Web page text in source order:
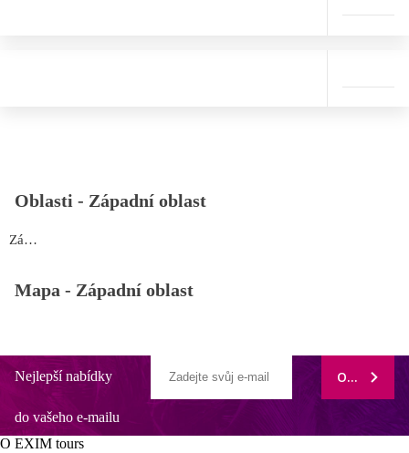
Oblasti - Západní oblast
Západní oblast
Mapa - Západní oblast
Nejlepší nabídky
do vašeho e-mailu
ODEBÍRAT
O EXIM tours